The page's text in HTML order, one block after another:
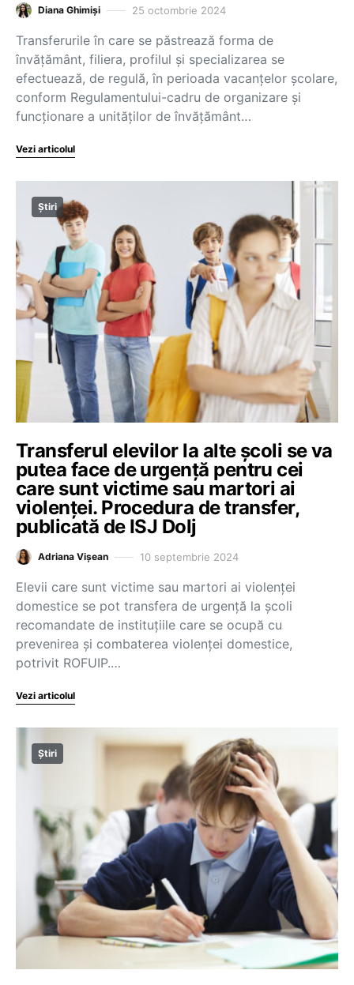
Diana Ghimiși 25 octombrie 2024
Transferurile în care se păstrează forma de
învățământ, filiera, profilul și specializarea se
efectuează, de regulă, în perioada vacanțelor școlare,
conform Regulamentului-cadru de organizare și
funcționare a unităților de învățământ…
Vezi articolul
Știri
Transferul elevilor la alte școli se va
putea face de urgență pentru cei
care sunt victime sau martori ai
violenței. Procedura de transfer,
publicată de ISJ Dolj
Adriana Vișean 10 septembrie 2024
Elevii care sunt victime sau martori ai violenței
domestice se pot transfera de urgență la școli
recomandate de instituțiile care se ocupă cu
prevenirea și combaterea violenței domestice,
potrivit ROFUIP.…
Vezi articolul
Știri